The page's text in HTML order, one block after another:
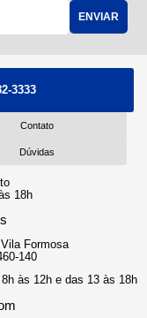
ENVIAR
3333
Contato
Dúvidas
18h
Formosa
140
às 12h e das 13 às 18h